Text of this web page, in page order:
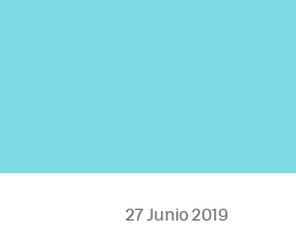
27 Junio 2019